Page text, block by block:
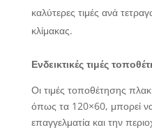
καλύτερες τιμές ανά
κλίμακας.
Ενδεικτικές τιμές
Οι τιμές τοποθέτησης
όπως τα 120×60, μπορεί
επαγγελματία και την